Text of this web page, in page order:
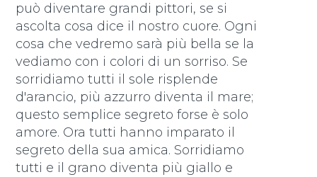
può diventare grandi pittori, se si
ascolta cosa dice il nostro cuore. Ogni
cosa che vedremo sarà più bella se la
vediamo con i colori di un sorriso. Se
sorridiamo tutti il sole risplende
d'arancio, più azzurro diventa il mare;
questo semplice segreto forse è solo
amore. Ora tutti hanno imparato il
segreto della sua amica. Sorridiamo
tutti e il grano diventa più giallo e